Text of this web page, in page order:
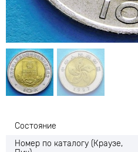
Состояние
Номер по каталогу (Краузе,